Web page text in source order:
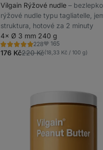
Vilgain Rýžové nudle ⁠–⁠
rýžové nudle typu tagliatelle,
struktura, hotové za 2 minuty
4× Ø 3 mm 240 g
228
Hodnocení
4.9/5,
228
Oblíbené
165
176 Kč220 Kč(18,33 Kč / 100 g)